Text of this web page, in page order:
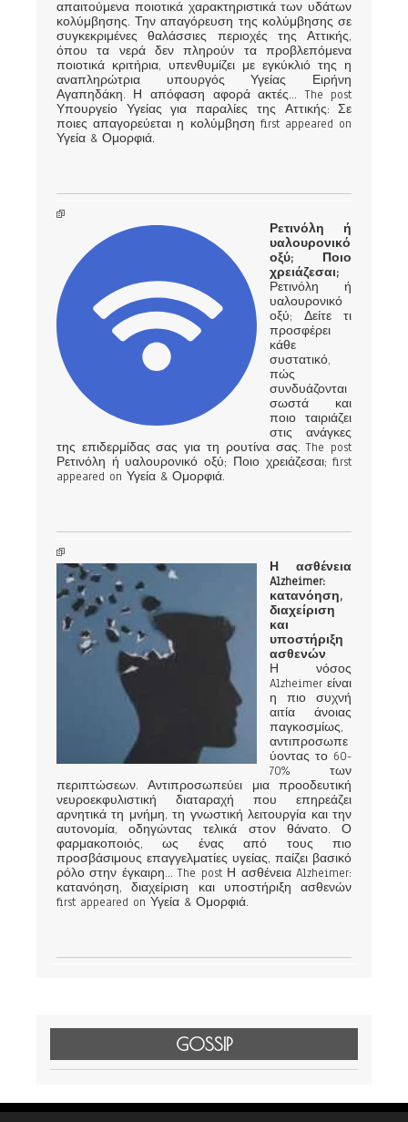
απαιτούμενα ποιοτικά χαρακτηριστικά των υδάτων
κολύμβησης. Την απαγόρευση της κολύμβησης σε
συγκεκριμένες θαλάσσιες περιοχές της Αττικής,
όπου τα νερά δεν πληρούν τα προβλεπόμενα
ποιοτικά κριτήρια, υπενθυμίζει με εγκύκλιό της η
αναπληρώτρια υπουργός Υγείας Ειρήνη
Αγαπηδάκη. Η απόφαση αφορά ακτές... The post
Υπουργείο Υγείας για παραλίες της Αττικής: Σε
ποιες απαγορεύεται η κολύμβηση first appeared on
Υγεία & Ομορφιά.
Ρετινόλη ή
υαλουρονικό
οξύ; Ποιο
χρειάζεσαι;
Ρετινόλη ή
υαλουρονικό
οξύ; Δείτε τι
προσφέρει
κάθε
συστατικό,
πώς
συνδυάζονται
σωστά και
ποιο ταιριάζει
στις ανάγκες
της επιδερμίδας σας για τη ρουτίνα σας. The post
Ρετινόλη ή υαλουρονικό οξύ; Ποιο χρειάζεσαι; first
appeared on Υγεία & Ομορφιά.
Η ασθένεια
Alzheimer:
κατανόηση,
διαχείριση
και
υποστήριξη
ασθενών
Η νόσος
Alzheimer είναι
η πιο συχνή
αιτία άνοιας
παγκοσμίως,
αντιπροσωπε
ύοντας το 60-
70% των
περιπτώσεων. Αντιπροσωπεύει μια προοδευτική
νευροεκφυλιστική διαταραχή που επηρεάζει
αρνητικά τη μνήμη, τη γνωστική λειτουργία και την
αυτονομία, οδηγώντας τελικά στον θάνατο. Ο
φαρμακοποιός, ως ένας από τους πιο
προσβάσιμους επαγγελματίες υγείας, παίζει βασικό
ρόλο στην έγκαιρη... The post Η ασθένεια Alzheimer:
κατανόηση, διαχείριση και υποστήριξη ασθενών
first appeared on Υγεία & Ομορφιά.
GOSSIP